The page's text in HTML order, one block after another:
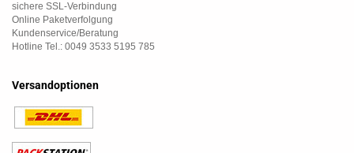
sichere SSL-Verbindung
Online Paketverfolgung
Kundenservice/Beratung
Hotline Tel.: 0049 3533 5195 785
Versandoptionen